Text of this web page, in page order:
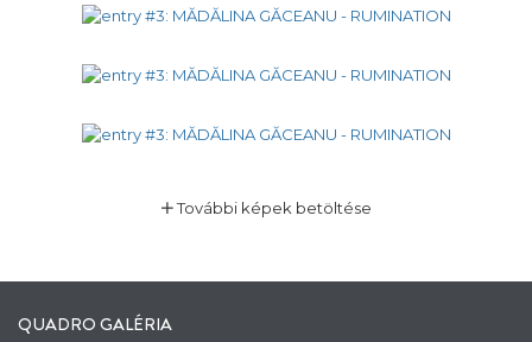
További képek betöltése
QUADRO GALÉRIA